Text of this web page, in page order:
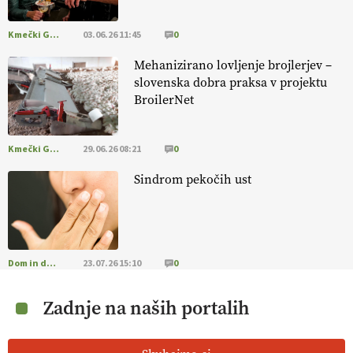
Kmečki Glas 03.06.26 11:45 0
Mehanizirano lovljenje brojlerjev –
slovenska dobra praksa v projektu
BroilerNet
Kmečki Glas 29.06.26 08:21 0
Sindrom pekočih ust
Dom in družina 23.07.26 15:10 0
Zadnje na naših portalih